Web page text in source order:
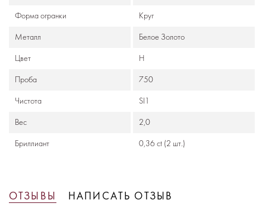
Формa огранки Круг
Металл Белое Золото
Цвет H
Проба 750
Чистота SI1
Вес 2,0
Бриллиант 0,36 ct (2 шт.)
ОТЗЫВЫ НАПИСАТЬ ОТЗЫВ